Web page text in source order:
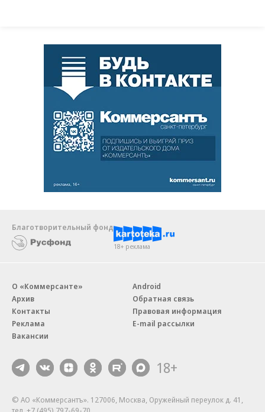
Благотворительный фонд
18+ реклама
О «Коммерсанте»
Архив
Контакты
Реклама
Вакансии
Android
Обратная связь
Правовая информация
E-mail рассылки
18+
© АО «Коммерсантъ». 127006, Москва, Оружейный переулок д. 41,